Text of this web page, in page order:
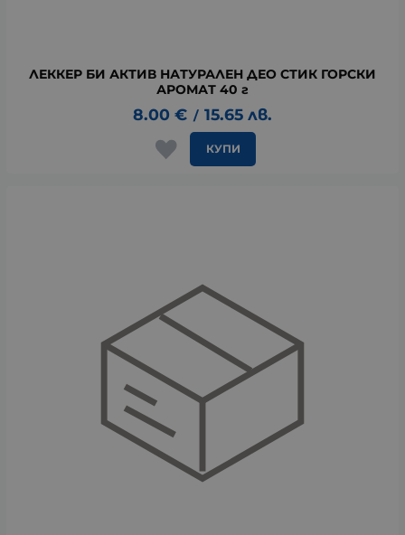
ЛЕККЕР БИ АКТИВ НАТУРАЛЕН ДЕО СТИК ГОРСКИ
АРОМАТ 40 г
8.00 € / 15.65 лв.
КУПИ